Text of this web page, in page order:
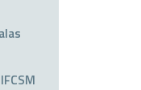
IFCSM